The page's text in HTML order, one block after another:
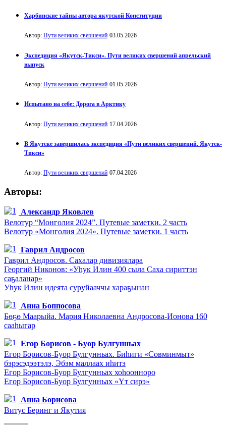
Харбинские тайны автора якутской Конституции
Автор: Пути великих свершений 03.05.2026
Экспедиция «Якутск-Тикси». Пути великих свершений апрельский
выпуск
Автор: Пути великих свершений 01.05.2026
Испытано на себе: Дорога в Арктику
Автор: Пути великих свершений 17.04.2026
В Якутске завершилась экспедиция «Пути великих свершений. Якутск-
Тикси»
Автор: Пути великих свершений 07.04.2026
Авторы:
Александр Яковлев
Велотур “Монголия 2024”. Путевые заметки. 2 часть
Велотур «Монголия 2024». Путевые заметки. 1 часть
Гаврил Андросов
Гаврил Андросов. Сахалар дивизиялара
Георгий Никонов: «Уһук Илин 400 сыла Саха сириттэн
саҕаланар»
Уһук Илин идеята суруйааччы хараҕынан
Анна Боппосова
Бөҕө Маарыйа. Мария Николаевна Андросова-Ионова 160
сааһыгар
Егор Борисов - Буор Булгунньах
Егор Борисов-Буор Булгунньах. Биһиги «Совминмыт»
бэрэсэдээтэлэ, Эбэм маллаах иһитэ
Егор Борисов-Буор Булгунньах хоһоонноро
Егор Борисов-Буор Булгунньах «Үт сирэ»
Анна Борисова
Витус Беринг и Якутия